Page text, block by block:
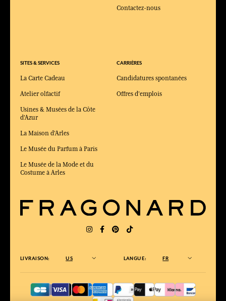
SITES & SERVICES
La Carte Cadeau
Atelier olfactif
Usines & Musées de la Côte
d'Azur
La Maison d'Arles
Le Musée du Parfum à Paris
Le Musée de la Mode et du
Costume à Arles
Contactez-nous
CARRIÈRES
Candidatures spontanées
Offres d'emplois
LIVRAISON: US LANGUE: FR